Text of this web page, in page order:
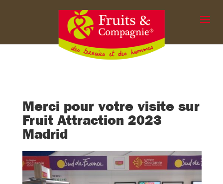
Merci pour votre visite sur
Fruit Attraction 2023
Madrid